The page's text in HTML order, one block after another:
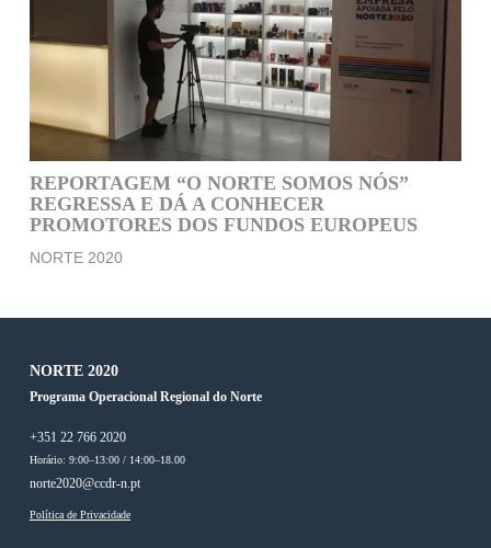
REPORTAGEM “O NORTE SOMOS NÓS”
REGRESSA E DÁ A CONHECER
PROMOTORES DOS FUNDOS EUROPEUS
NORTE 2020
NORTE 2020
Programa Operacional Regional do Norte
+351 22 766 2020
Horário: 9:00–13:00 / 14:00–18.00
norte2020@ccdr-n.pt
Política de Privacidade